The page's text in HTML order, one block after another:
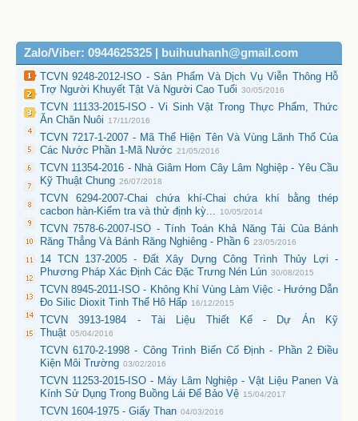
Zalo/Viber: 0944625325 | buihuuhanh@gmail.com
TCVN 9248-2012-ISO - Sản Phẩm Và Dịch Vụ Viễn Thông Hỗ
Trợ Người Khuyết Tật Và Người Cao Tuổi 30/05/2016
TCVN 11133-2015-ISO - Vi Sinh Vật Trong Thực Phẩm, Thức
Ăn Chăn Nuôi
17/11/2016
TCVN 7217-1-2007 - Mã Thể Hiện Tên Và Vùng Lãnh Thổ Của
Các Nước Phần 1-Mã Nước 21/05/2016
TCVN 11354-2016 - Nhà Giâm Hom Cây Lâm Nghiệp - Yêu Cầu
Kỹ Thuật Chung 26/07/2018
TCVN 6294-2007-Chai chứa khí-Chai chứa khí bằng thép
cacbon hàn-Kiểm tra và thử định kỳ...
10/05/2014
TCVN 7578-6-2007-ISO - Tính Toán Khả Năng Tải Của Bánh
Răng Thẳng Và Bánh Răng Nghiêng - Phần 6 23/05/2016
14 TCN 137-2005 - Đất Xây Dựng Công Trình Thủy Lợi -
Phương Pháp Xác Định Các Đặc Trưng Nén Lún 30/08/2015
TCVN 8945-2011-ISO - Không Khí Vùng Làm Việc - Hướng Dẫn
Đo Silic Dioxit Tinh Thể Hô Hấp 16/12/2015
TCVN 3913-1984 - Tài Liệu Thiết Kế - Dự Án Kỹ
Thuật 05/04/2016
TCVN 6170-2-1998 - Công Trình Biển Cố Định - Phần 2 Điều
Kiện Môi Trường 03/02/2016
TCVN 11253-2015-ISO - Máy Lâm Nghiệp - Vật Liệu Panen Và
Kính Sử Dụng Trong Buồng Lái Để Bảo Vệ 15/04/2017
TCVN 1604-1975 - Giấy Than 04/03/2016